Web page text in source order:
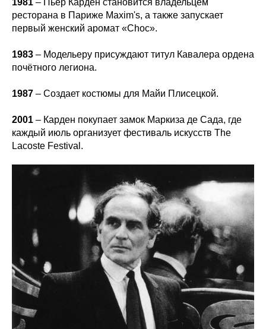
1981 – Пьер Карден становится владельцем
ресторана в Париже Maxim's, а также запускает
первый женский аромат «Choc».
1983 – Модельеру присуждают титул Кавалера ордена
почётного легиона.
1987 – Cоздает костюмы для Майи Плисецкой.
2001 – Карден покупает замок Маркиза де Сада, где
каждый июль организует фестиваль искусств The
Lacoste Festival.